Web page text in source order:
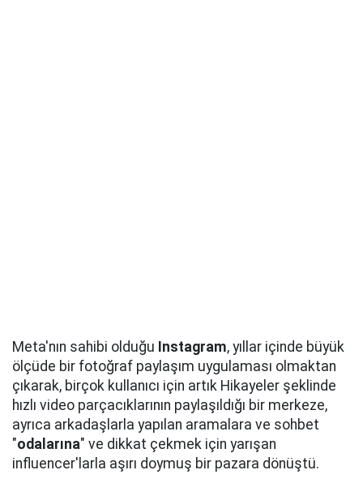
Meta'nın sahibi olduğu Instagram, yıllar içinde büyük
ölçüde bir fotoğraf paylaşım uygulaması olmaktan
çıkarak, birçok kullanıcı için artık Hikayeler şeklinde
hızlı video parçacıklarının paylaşıldığı bir merkeze,
ayrıca arkadaşlarla yapılan aramalara ve sohbet
"odalarına" ve dikkat çekmek için yarışan
influencer'larla aşırı doymuş bir pazara dönüştü.